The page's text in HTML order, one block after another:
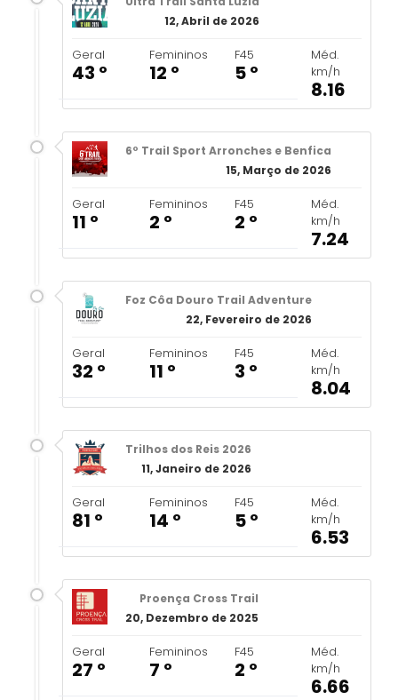
12, Abril de 2026
Geral
43 º
Femininos
12 º
F45
5 º
Méd.
km/h
8.16
6º Trail Sport Arronches e Benfica
15, Março de 2026
Geral
11 º
Femininos
2 º
F45
2 º
Méd.
km/h
7.24
Foz Côa Douro Trail Adventure
22, Fevereiro de 2026
Geral
32 º
Femininos
11 º
F45
3 º
Méd.
km/h
8.04
Trilhos dos Reis 2026
11, Janeiro de 2026
Geral
81 º
Femininos
14 º
F45
5 º
Méd.
km/h
6.53
Proença Cross Trail
20, Dezembro de 2025
Geral
27 º
Femininos
7 º
F45
2 º
Méd.
km/h
6.66